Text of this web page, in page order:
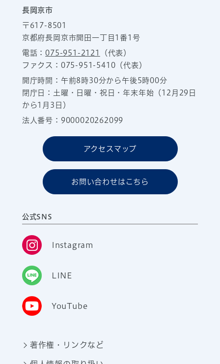
長岡京市
〒617-8501
京都府長岡京市開田一丁目1番1号
電話：075-951-2121
（代表）
ファクス：075-951-5410（代表）
開庁時間：午前8時30分から午後5時00分
閉庁日：土曜・日曜・祝日・年末年始（12月29日
から1月3日）
法人番号：9000020262099
アクセスマップ
お問い合わせはこちら
公式SNS
Instagram
LINE
YouTube
著作権・リンクなど